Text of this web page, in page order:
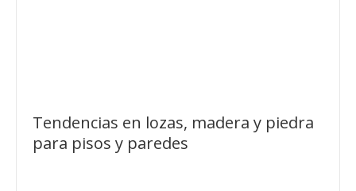
Tendencias en lozas, madera y piedra
para pisos y paredes